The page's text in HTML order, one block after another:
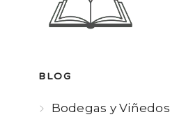
BLOG
Bodegas y Viñedos